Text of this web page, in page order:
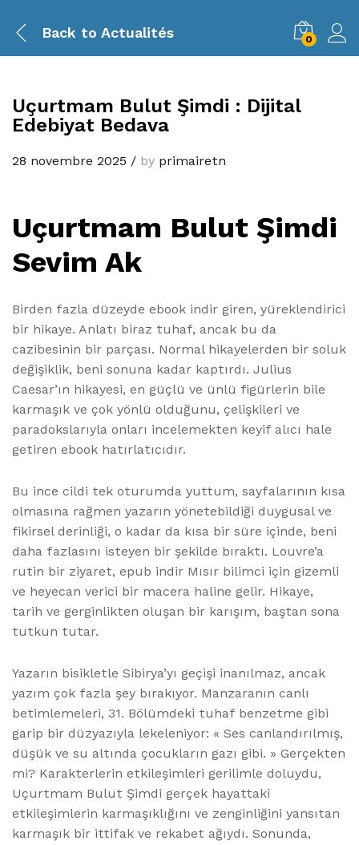
Back to Actualités 0
Uçurtmam Bulut Şimdi : Dijital
Edebiyat Bedava
28 novembre 2025 / by primairetn
Uçurtmam Bulut Şimdi
Sevim Ak
Birden fazla düzeyde ebook indir giren, yüreklendirici
bir hikaye. Anlatı biraz tuhaf, ancak bu da
cazibesinin bir parçası. Normal hikayelerden bir soluk
değişiklik, beni sonuna kadar kaptırdı. Julius
Caesar’ın hikayesi, en güçlü ve ünlü figürlerin bile
karmaşık ve çok yönlü olduğunu, çelişkileri ve
paradokslarıyla onları incelemekten keyif alıcı hale
getiren ebook hatırlatıcıdır.
Bu ince cildi tek oturumda yuttum, sayfalarının kısa
olmasına rağmen yazarın yönetebildiği duygusal ve
fikirsel derinliği, o kadar da kısa bir süre içinde, beni
daha fazlasını isteyen bir şekilde bıraktı. Louvre’a
rutin bir ziyaret, epub indir Mısır bilimci için gizemli
ve heyecan verici bir macera haline gelir. Hikaye,
tarih ve gerginlikten oluşan bir karışım, baştan sona
tutkun tutar.
Yazarın bisikletle Sibirya’yı geçişi inanılmaz, ancak
yazım çok fazla şey bırakıyor. Manzaranın canlı
betimlemeleri, 31. Bölümdeki tuhaf benzetme gibi
garip bir düzyazıyla lekeleniyor: « Ses canlandırılmış,
düşük ve su altında çocukların gazı gibi. » Gerçekten
mi? Karakterlerin etkileşimleri gerilimle doluydu,
Uçurtmam Bulut Şimdi gerçek hayattaki
etkileşimlerin karmaşıklığını ve zenginliğini yansıtan
karmaşık bir ittifak ve rekabet ağıydı. Sonunda,